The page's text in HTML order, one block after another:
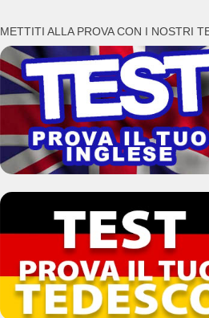
METTITI ALLA PROVA CON I NOSTRI